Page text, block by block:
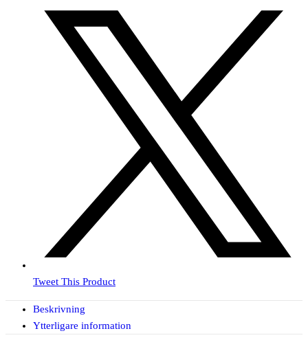
Tweet This Product
Beskrivning
Ytterligare information